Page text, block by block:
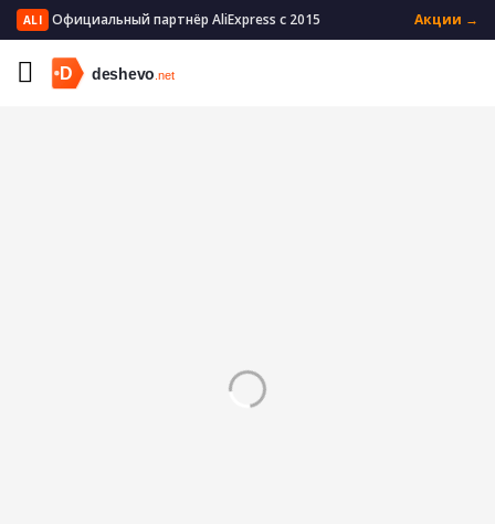
ALI Официальный партнёр AliExpress с 2015 Акции →
Главная Мужская одежда
Мужские трусы боксеры